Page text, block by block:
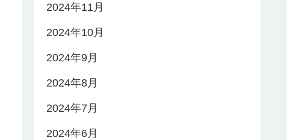
2024年11月
2024年10月
2024年9月
2024年8月
2024年7月
2024年6月